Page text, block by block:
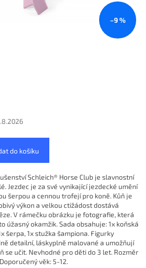
–9 %
do košíku
Schleich® Horse Club je slavnostní
Jezdec je za své vynikající jezdecké umění
šerpou a cennou trofejí pro koně. Kůň je
výkon a velkou ctižádost dostává
V rámečku obrázku je fotografie, která
úžasný okamžik. Sada obsahuje: 1x koňská
šerpa, 1x stužka šampiona. Figurky
detailní, láskyplně malované a umožňují
se učit. Nevhodné pro děti do 3 let. Rozměr
věk: 5-12.